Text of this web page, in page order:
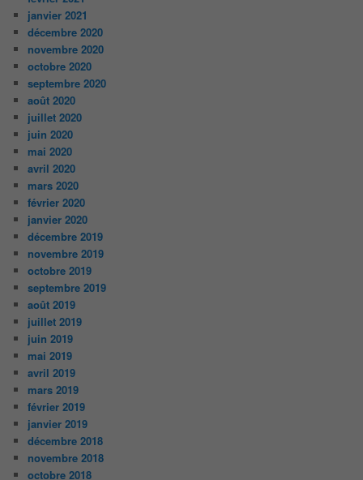
janvier 2021
décembre 2020
novembre 2020
octobre 2020
septembre 2020
août 2020
juillet 2020
juin 2020
mai 2020
avril 2020
mars 2020
février 2020
janvier 2020
décembre 2019
novembre 2019
octobre 2019
septembre 2019
août 2019
juillet 2019
juin 2019
mai 2019
avril 2019
mars 2019
février 2019
janvier 2019
décembre 2018
novembre 2018
octobre 2018